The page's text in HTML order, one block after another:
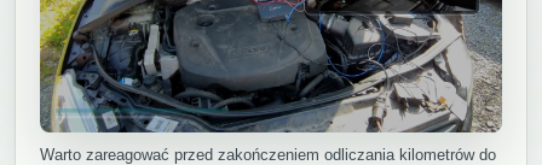
Warto zareagować przed zakończeniem odliczania kilometrów do